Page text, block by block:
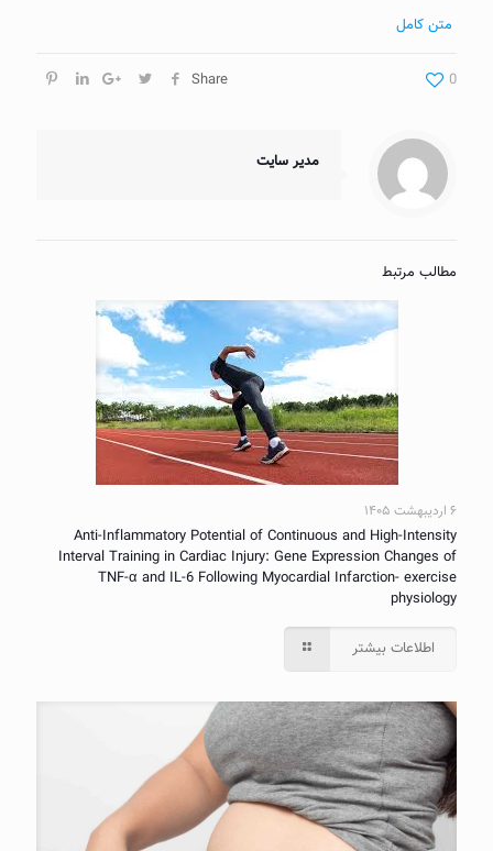
متن کامل
Share 0
مدیر سایت
مطالب مرتبط
۶ اردیبهشت ۱۴۰۵
Anti-Inflammatory Potential of Continuous and High-Intensity
Interval Training in Cardiac Injury: Gene Expression Changes of
TNF-α and IL-6 Following Myocardial Infarction- exercise
physiology
اطلاعات بیشتر